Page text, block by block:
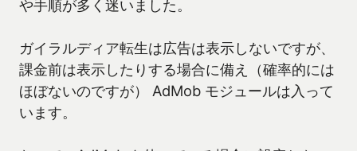
や手順が多く迷いました。
ガイラルディア転生は広告は表示しないですが、
課金前は表示したりする場合に備え（確率的には
ほぼないのですが） AdMob モジュールは入って
います。